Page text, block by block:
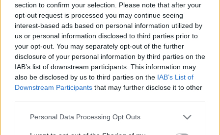
section to confirm your selection. Please note that after your
opt-out request is processed you may continue seeing
interest-based ads based on personal information utilized by
us or personal information disclosed to third parties prior to
your opt-out. You may separately opt-out of the further
disclosure of your personal information by third parties on the
IAB’s list of downstream participants. This information may
also be disclosed by us to third parties on the IAB’s List of
Downstream Participants that may further disclose it to other
Personal Data Processing Opt Outs
Δυσκολία στην κατάποση.
Πτώση του ενός βλεφάρου.
Στους νέους, τα συμπτώματα μπορεί να φαίνονται
ανεπαίσθητα ή να εκλαμβάνονται ως κόπωση,
ημικρανία ή άγχος. Αυτό συχνά καθυστερεί την
απότομα μετά τις πρώτες ώρες.